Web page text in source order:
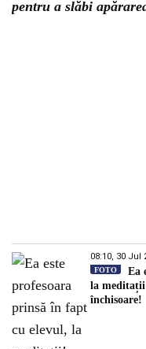
pentru a slăbi
08:10, 30 Jul
FOTO
Ea
la
închisoare!